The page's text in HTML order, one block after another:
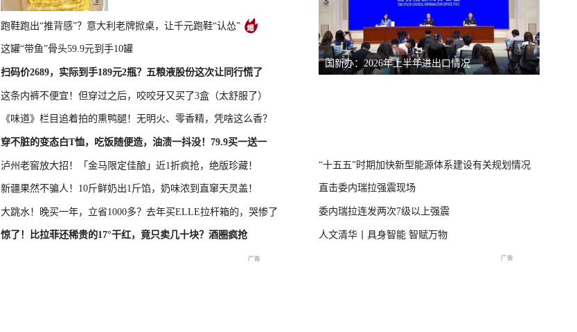
跑鞋跑出“推背感”？意大利老牌掀桌，让千元跑鞋“认怂”
这罐“带鱼”骨头59.9元到手10罐
扫码价2689，实际到手189元2瓶？五粮液股份这次让同行慌了
这条内裤不便宜！但穿过之后，咬咬牙又买了3盒（太舒服了）
《味道》栏目追着拍的熏鸭腿！无明火、零香精，凭啥这么香？
穿不脏的变态白T恤，吃饭随便造，油渍一抖没！79.9买一送一
泸州老窖放大招！「金马限定佳酿」近1折疯抢，绝版珍藏！
新疆果然不骗人！10斤鲜奶出1斤馅，奶味浓到直窜天灵盖！
大跳水！晚买一年，立省1000多？去年买ELLE拉杆箱的，哭惨了
惊了！比拉菲还稀贵的17°干红，竟只卖几十块？酒圈疯抢
经济运行情况
最新进展
会
国新办：2026年上半年进出口情况
“十五五”时期加快新型能源体系建设有关规划情况
直击委内瑞拉强震现场
委内瑞拉连发两次7级以上强震
人文清华丨具身智能 智赋万物